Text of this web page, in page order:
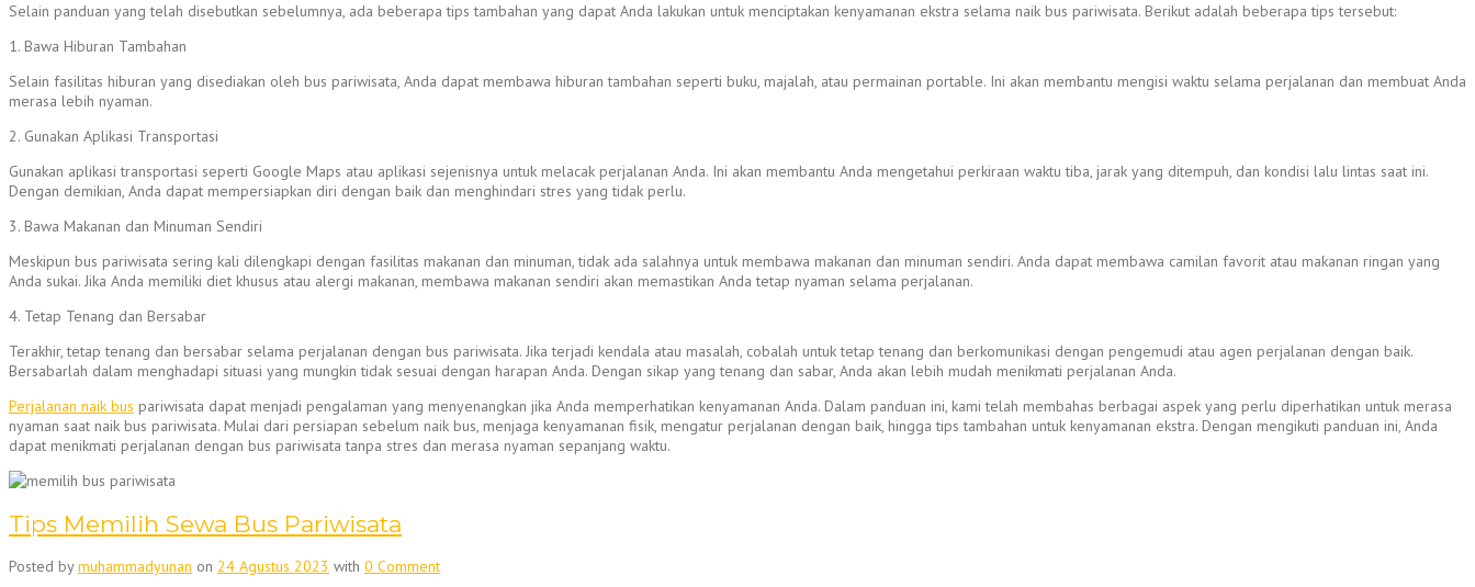
Selain panduan yang telah disebutkan sebelumnya, ada beberapa tips tambahan yang dapat Anda lakukan untuk menciptakan kenyamanan ekstra selama naik bus pariwisata. Berikut adalah beberapa tips tersebut:
1. Bawa Hiburan Tambahan
Selain fasilitas hiburan yang disediakan oleh bus pariwisata, Anda dapat membawa hiburan tambahan seperti buku, majalah, atau permainan portable. Ini akan membantu mengisi waktu selama perjalanan dan membuat Anda
merasa lebih nyaman.
2. Gunakan Aplikasi Transportasi
Gunakan aplikasi transportasi seperti Google Maps atau aplikasi sejenisnya untuk melacak perjalanan Anda. Ini akan membantu Anda mengetahui perkiraan waktu tiba, jarak yang ditempuh, dan kondisi lalu lintas saat ini.
Dengan demikian, Anda dapat mempersiapkan diri dengan baik dan menghindari stres yang tidak perlu.
3. Bawa Makanan dan Minuman Sendiri
Meskipun bus pariwisata sering kali dilengkapi dengan fasilitas makanan dan minuman, tidak ada salahnya untuk membawa makanan dan minuman sendiri. Anda dapat membawa camilan favorit atau makanan ringan yang
Anda sukai. Jika Anda memiliki diet khusus atau alergi makanan, membawa makanan sendiri akan memastikan Anda tetap nyaman selama perjalanan.
4. Tetap Tenang dan Bersabar
Terakhir, tetap tenang dan bersabar selama perjalanan dengan bus pariwisata. Jika terjadi kendala atau masalah, cobalah untuk tetap tenang dan berkomunikasi dengan pengemudi atau agen perjalanan dengan baik.
Bersabarlah dalam menghadapi situasi yang mungkin tidak sesuai dengan harapan Anda. Dengan sikap yang tenang dan sabar, Anda akan lebih mudah menikmati perjalanan Anda.
Perjalanan naik bus pariwisata dapat menjadi pengalaman yang menyenangkan jika Anda memperhatikan kenyamanan Anda. Dalam panduan ini, kami telah membahas berbagai aspek yang perlu diperhatikan untuk merasa
nyaman saat naik bus pariwisata. Mulai dari persiapan sebelum naik bus, menjaga kenyamanan fisik, mengatur perjalanan dengan baik, hingga tips tambahan untuk kenyamanan ekstra. Dengan mengikuti panduan ini, Anda
dapat menikmati perjalanan dengan bus pariwisata tanpa stres dan merasa nyaman sepanjang waktu.
Tips Memilih Sewa Bus Pariwisata
Posted bymuhammadyunan on 24 Agustus 2023 with 0 Comment